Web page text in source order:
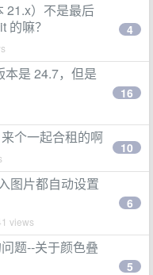
21.x）不是最后
的嘛？
4
是 24.7，但是
16
个一起合租的啊
10
图片都自动设置
views
6
题--关于颜色叠
5